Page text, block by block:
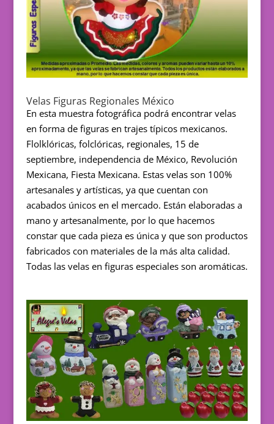
Velas Figuras Regionales México
En esta muestra fotográfica podrá encontrar velas
en forma de figuras en trajes típicos mexicanos.
Flolklóricas, folclóricas, regionales, 15 de
septiembre, independencia de México, Revolución
Mexicana, Fiesta Mexicana. Estas velas son 100%
artesanales y artísticas, ya que cuentan con
acabados únicos en el mercado. Están elaboradas a
mano y artesanalmente, por lo que hacemos
constar que cada pieza es única y que son productos
fabricados con materiales de la más alta calidad.
Todas las velas en figuras especiales son aromáticas.